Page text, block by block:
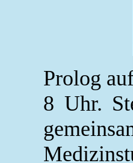
Prolog
8 Uhr.